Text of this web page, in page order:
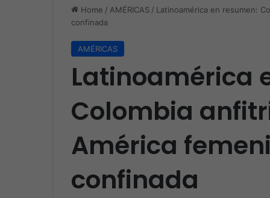
Home / AMÉRICAS / Latinoamérica en resumen:
confinada
AMÉRICAS
Latinoamérica
Colombia
América
confinada